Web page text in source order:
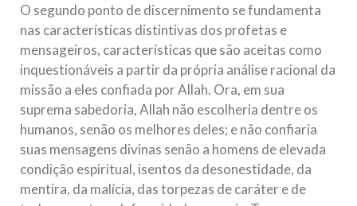
O segundo ponto de discernimento se fundamenta
nas características distintivas dos profetas e
mensageiros, características que são aceitas como
inquestionáveis a partir da própria análise racional da
missão a eles confiada por Allah. Ora, em sua
suprema sabedoria, Allah não escolheria dentre os
humanos, senão os melhores deles; e não confiaria
suas mensagens divinas senão a homens de elevada
condição espiritual, isentos da desonestidade, da
mentira, da malícia, das torpezas de caráter e de